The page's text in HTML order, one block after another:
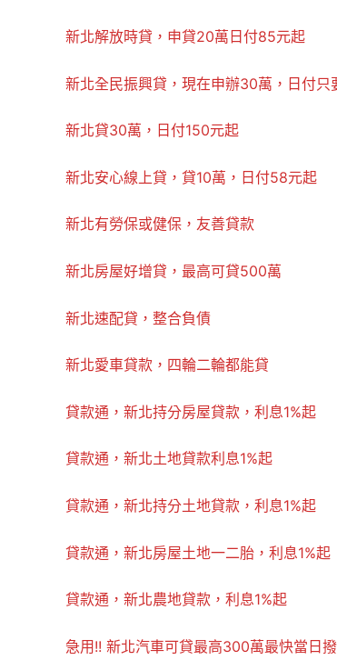
新北解放時貸，申貸20萬日付85元起
新北全民振興貸，現在申辦30萬，日付只
新北貸30萬，日付150元起
新北安心線上貸，貸10萬，日付58元起
新北有勞保或健保，友善貸款
新北房屋好增貸，最高可貸500萬
新北速配貸，整合負債
新北愛車貸款，四輪二輪都能貸
貸款通，新北持分房屋貸款，利息1%起
貸款通，新北土地貸款利息1%起
貸款通，新北持分土地貸款，利息1%起
貸款通，新北房屋土地一二胎，利息1%起
貸款通，新北農地貸款，利息1%起
急用!! 新北汽車可貸最高300萬最快當日